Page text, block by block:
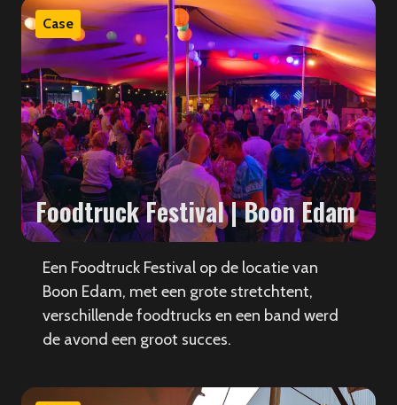
Case
Foodtruck Festival | Boon Edam
Een Foodtruck Festival op de locatie van
Boon Edam, met een grote stretchtent,
verschillende foodtrucks en een band werd
de avond een groot succes.